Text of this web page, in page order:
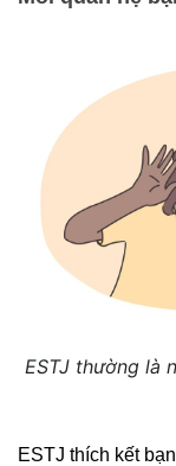
ESTJ thường là
ESTJ thích kết